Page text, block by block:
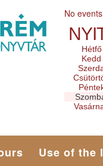
No events
Hétfő
Kedd
Use of the